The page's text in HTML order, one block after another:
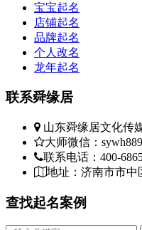
宝宝起名
店铺起名
品牌起名
个人改名
龙年起名
联系舜缘居
山东舜缘居文化传
大师微信：
联系电话：400-
地址：济南市市中
查找起名案例